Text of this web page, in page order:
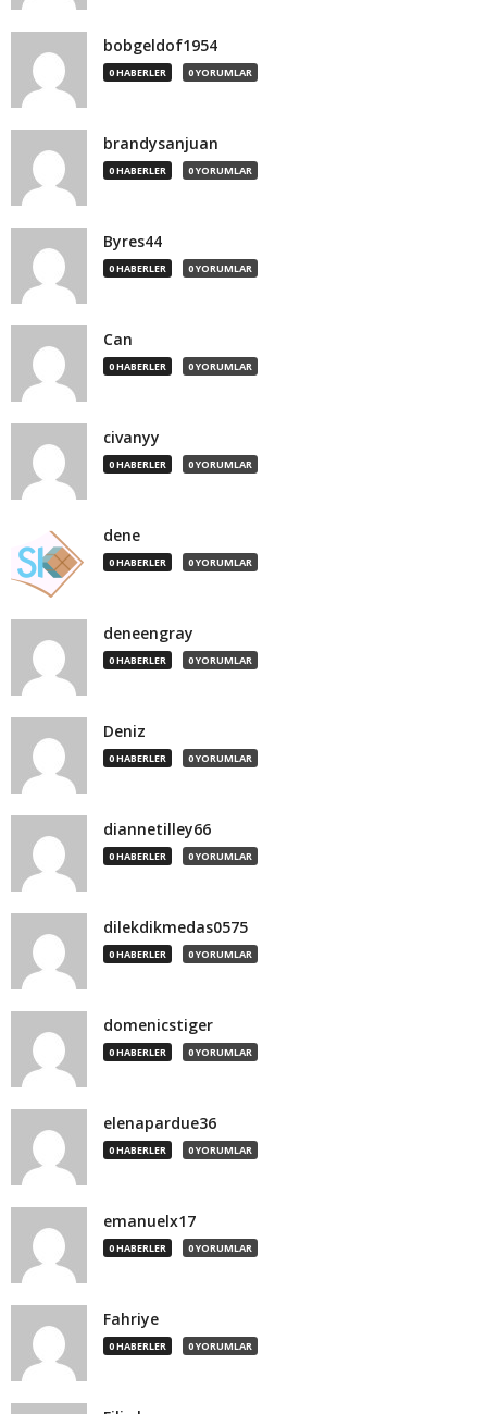
bobgeldof1954
0 HABERLER 0 YORUMLAR
brandysanjuan
0 HABERLER 0 YORUMLAR
Byres44
0 HABERLER 0 YORUMLAR
Can
0 HABERLER 0 YORUMLAR
civanyy
0 HABERLER 0 YORUMLAR
dene
0 HABERLER 0 YORUMLAR
deneengray
0 HABERLER 0 YORUMLAR
Deniz
0 HABERLER 0 YORUMLAR
diannetilley66
0 HABERLER 0 YORUMLAR
dilekdikmedas0575
0 HABERLER 0 YORUMLAR
domenicstiger
0 HABERLER 0 YORUMLAR
elenapardue36
0 HABERLER 0 YORUMLAR
emanuelx17
0 HABERLER 0 YORUMLAR
Fahriye
0 HABERLER 0 YORUMLAR